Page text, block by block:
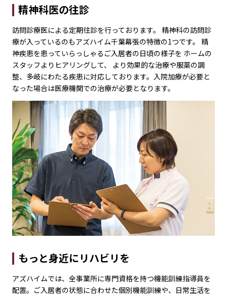
精神科医の往診
訪問診療医による定期往診を行っております。 精神科の訪問診
療が入っているのもアズハイム千葉幕張の特徴の1つです。 精
神疾患を患っていらっしゃるご入居者の日頃の様子を ホームの
スタッフよりヒアリングして、 より効果的な治療や服薬の調
整、多岐にわたる疾患に対応しております。入院加療が必要と
なった場合は医療機関での治療が必要となります。
もっと身近にリハビリを
アズハイムでは、全事業所に専門資格を持つ機能訓練指導員を
配置。ご入居者の状態に合わせた個別機能訓練や、日常生活を